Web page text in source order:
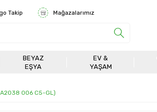
Takip Mağazalarımız
BEYAZ
EŞYA
EV &
YAŞAM
006 C5-GL)